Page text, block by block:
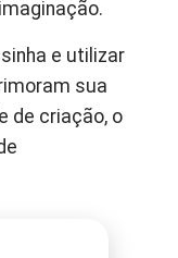
e utilizar
sua
de criação, o